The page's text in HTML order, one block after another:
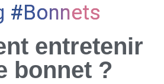
Bonnets
entretenir
bonnet ?